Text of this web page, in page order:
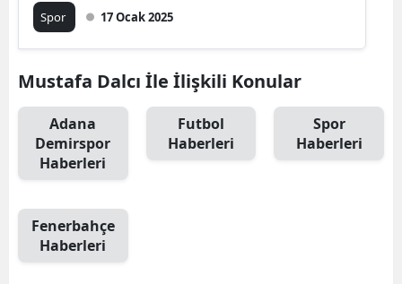
Spor 17 Ocak 2025
Mustafa Dalcı İle İlişkili Konular
Adana
Demirspor
Haberleri
Futbol
Haberleri
Spor
Haberleri
Fenerbahçe
Haberleri